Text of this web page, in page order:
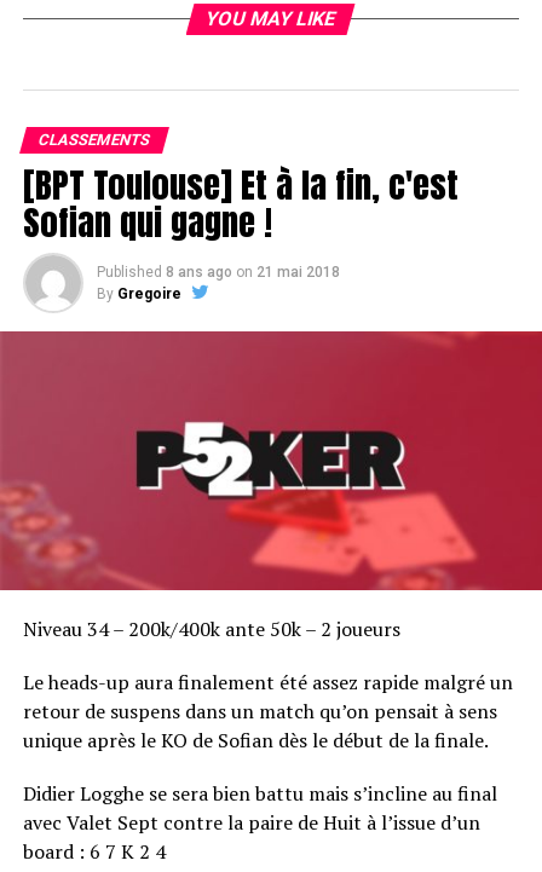
Vikash Dhorasoo continue d'écraser la concurrence
YOU MAY LIKE
CLASSEMENTS
[BPT Toulouse] Et à la fin, c'est
Sofian qui gagne !
Published 8 ans ago on 21 mai 2018
By Gregoire
Niveau 34 – 200k/400k ante 50k – 2 joueurs
Le heads-up aura finalement été assez rapide malgré un
retour de suspens dans un match qu’on pensait à sens
unique après le KO de Sofian dès le début de la finale.
Didier Logghe se sera bien battu mais s’incline au final
avec Valet Sept contre la paire de Huit à l’issue d’un
board : 6 7 K 2 4